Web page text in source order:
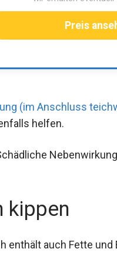
Preis
(im Anschluss
helfen.
kippen
enthält auch Fette und